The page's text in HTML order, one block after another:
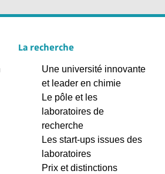
La recherche
Une université innovante
et leader en chimie
Le pôle et les
laboratoires de
recherche
Les start-ups issues des
laboratoires
Prix et distinctions